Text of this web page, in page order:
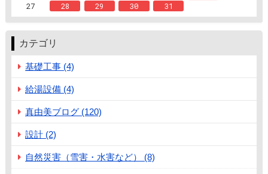
27
28 29 30 31
カテゴリ
基礎工事 (4)
給湯設備 (4)
真由美ブログ (120)
設計 (2)
自然災害（雪害・水害など） (8)